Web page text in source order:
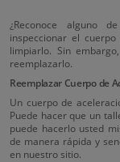
¿Reconoce alguno
inspeccionar el
limpiarlo. Sin
reemplazarlo.
Reemplazar Cuerpo de
Un cuerpo de
Puede hacer que un
puede hacerlo usted
de manera rápida y
en nuestro sitio.